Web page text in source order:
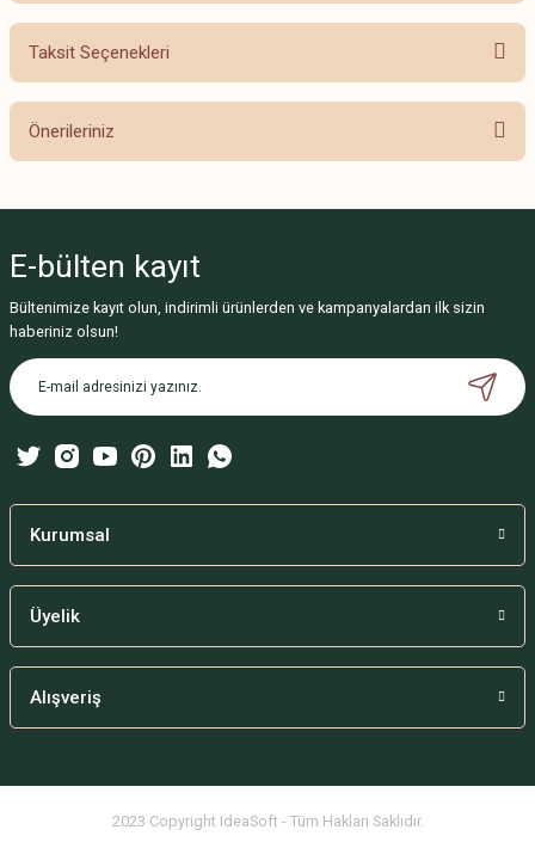
Taksit Seçenekleri
Önerileriniz
Görüş ve önerileriniz için teşekkür ederiz.
Ürün resmi kalitesiz, bozuk veya görüntülenemiyor.
Ürün açıklamasında eksik bilgiler bulunuyor.
Ürün bilgilerinde hatalar bulunuyor.
Bu ürüne benzer farklı alternatifler olmalı.
E-bülten kayıt
Bültenimize kayıt olun, indirimli ürünlerden ve kampanyalardan ilk sizin
haberiniz olsun!
Kurumsal
Üyelik
Alışveriş
2023 Copyright IdeaSoft - Tüm Hakları Saklıdır.